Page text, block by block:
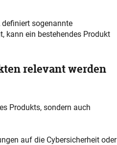
definiert sogenannte
kann ein bestehendes Produkt
relevant werden
Produkts, sondern auch
auf die Cybersicherheit oder